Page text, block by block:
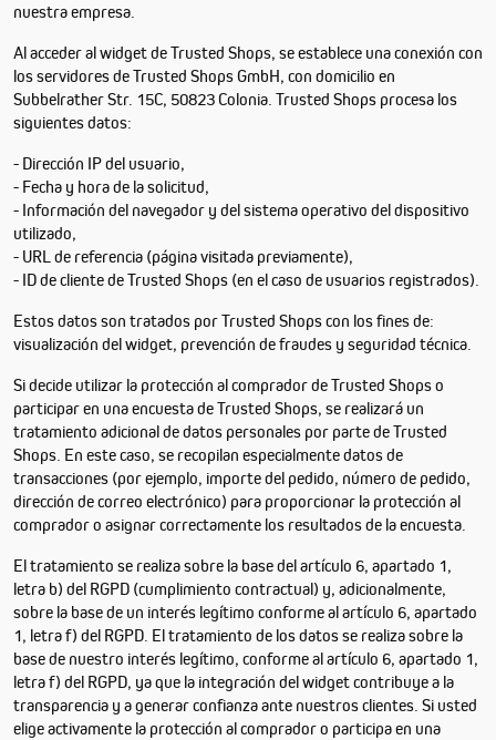
nuestra empresa.
Al acceder al widget de Trusted Shops, se establece una conexión con
los servidores de Trusted Shops GmbH, con domicilio en
Subbelrather Str. 15C, 50823 Colonia. Trusted Shops procesa los
siguientes datos:
- Dirección IP del usuario,
- Fecha y hora de la solicitud,
- Información del navegador y del sistema operativo del dispositivo
utilizado,
- URL de referencia (página visitada previamente),
- ID de cliente de Trusted Shops (en el caso de usuarios registrados).
Estos datos son tratados por Trusted Shops con los fines de:
visualización del widget, prevención de fraudes y seguridad técnica.
Si decide utilizar la protección al comprador de Trusted Shops o
participar en una encuesta de Trusted Shops, se realizará un
tratamiento adicional de datos personales por parte de Trusted
Shops. En este caso, se recopilan especialmente datos de
transacciones (por ejemplo, importe del pedido, número de pedido,
dirección de correo electrónico) para proporcionar la protección al
comprador o asignar correctamente los resultados de la encuesta.
El tratamiento se realiza sobre la base del artículo 6, apartado 1,
letra b) del RGPD (cumplimiento contractual) y, adicionalmente,
sobre la base de un interés legítimo conforme al artículo 6, apartado
1, letra f) del RGPD. El tratamiento de los datos se realiza sobre la
base de nuestro interés legítimo, conforme al artículo 6, apartado 1,
letra f) del RGPD, ya que la integración del widget contribuye a la
transparencia y a generar confianza ante nuestros clientes. Si usted
elige activamente la protección al comprador o participa en una